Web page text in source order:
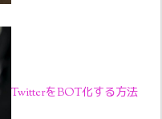
TwitterをBOT化する方法